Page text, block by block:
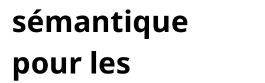
sémantique
pour les